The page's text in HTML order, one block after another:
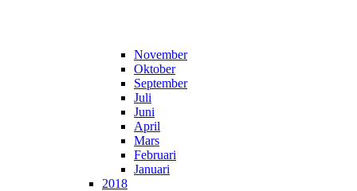
November
Oktober
September
Juli
Juni
April
Mars
Februari
Januari
2018